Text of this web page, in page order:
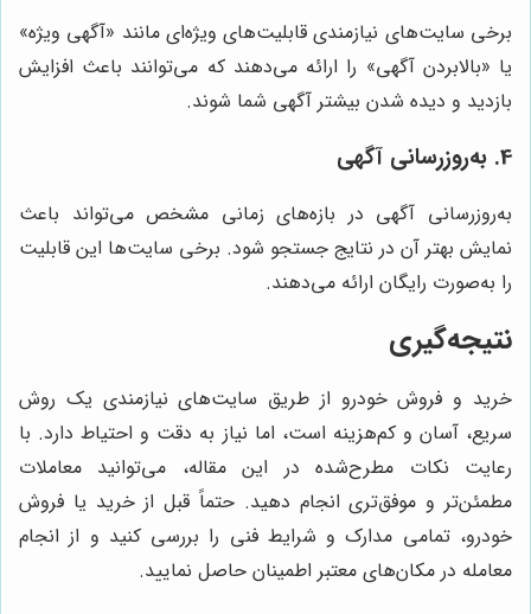
برخی سایت‌های نیازمندی قابلیت‌های ویژه‌ای مانند «آگهی ویژه»
یا «بالابردن آگهی» را ارائه می‌دهند که می‌توانند باعث افزایش
بازدید و دیده شدن بیشتر آگهی شما شوند.
4. به‌روزرسانی آگهی
به‌روزرسانی آگهی در بازه‌های زمانی مشخص می‌تواند باعث
نمایش بهتر آن در نتایج جستجو شود. برخی سایت‌ها این قابلیت
را به‌صورت رایگان ارائه می‌دهند.
نتیجه‌گیری
خرید و فروش خودرو از طریق سایت‌های نیازمندی یک روش
سریع، آسان و کم‌هزینه است، اما نیاز به دقت و احتیاط دارد. با
رعایت نکات مطرح‌شده در این مقاله، می‌توانید معاملات
مطمئن‌تر و موفق‌تری انجام دهید. حتماً قبل از خرید یا فروش
خودرو، تمامی مدارک و شرایط فنی را بررسی کنید و از انجام
معامله در مکان‌های معتبر اطمینان حاصل نمایید.